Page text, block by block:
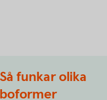
Så funkar olika
boformer